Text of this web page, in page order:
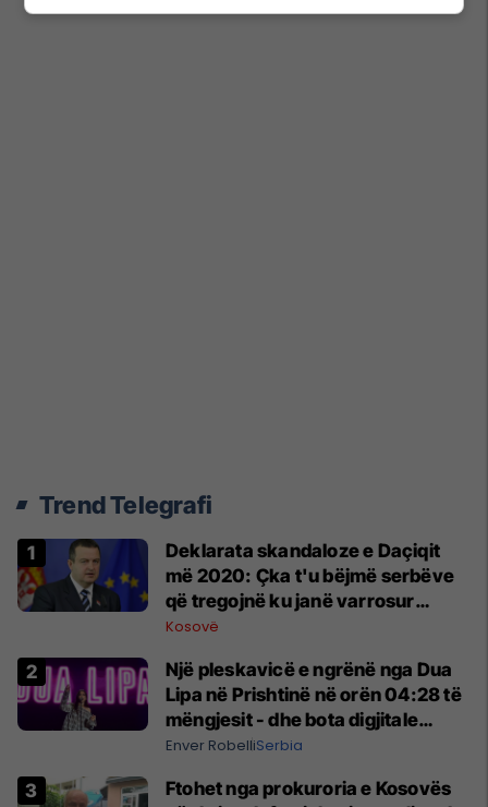
Trend Telegrafi
​Deklarata skandaloze e Daçiqit
më 2020: Çka t'u bëjmë serbëve
që tregojnë ku janë varrosur
shqiptarët në Serbi
Kosovë
Një pleskavicë e ngrënë nga Dua
Lipa në Prishtinë në orën 04:28 të
mëngjesit - dhe bota digjitale
serbe shpall gjendjen e luftës
Enver RobelliSerbia
Ftohet nga prokuroria e Kosovës